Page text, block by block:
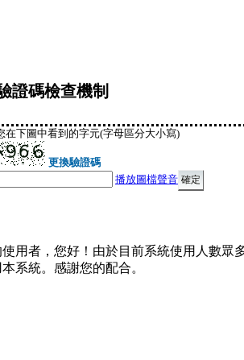
證碼檢查機制
在下圖中看到的字元(字母區分大小寫)
更換驗證碼
播放圖檔聲音
使用者，您好！由於目前系統使用人數眾
系統。感謝您的配合。